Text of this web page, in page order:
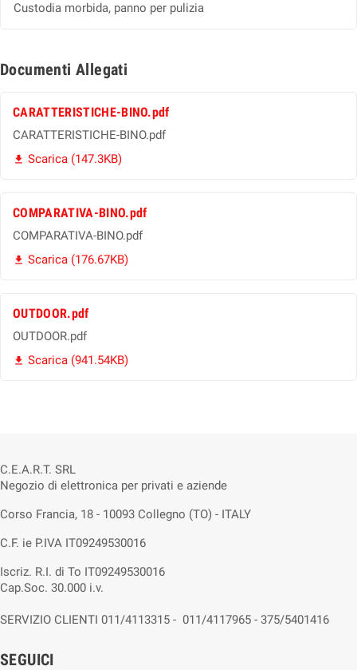
Custodia morbida, panno per pulizia
Documenti Allegati
CARATTERISTICHE-BINO.pdf
CARATTERISTICHE-BINO.pdf
 Scarica (147.3KB)
COMPARATIVA-BINO.pdf
COMPARATIVA-BINO.pdf
 Scarica (176.67KB)
OUTDOOR.pdf
OUTDOOR.pdf
 Scarica (941.54KB)
C.E.A.R.T. SRL
Negozio di elettronica per privati e aziende
Corso Francia, 18 - 10093 Collegno (TO) - ITALY
C.F. ie P.IVA IT09249530016
Iscriz. R.I. di To IT09249530016
Cap.Soc. 30.000 i.v.
SERVIZIO CLIENTI 011/4113315 - 011/4117965 - 375/5401416
SEGUICI